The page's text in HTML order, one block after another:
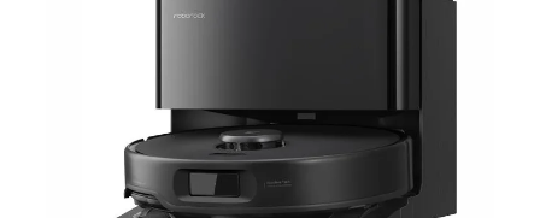
Telefoni, planšetdatori
Sadzīves tehnika
Lielā tehnika